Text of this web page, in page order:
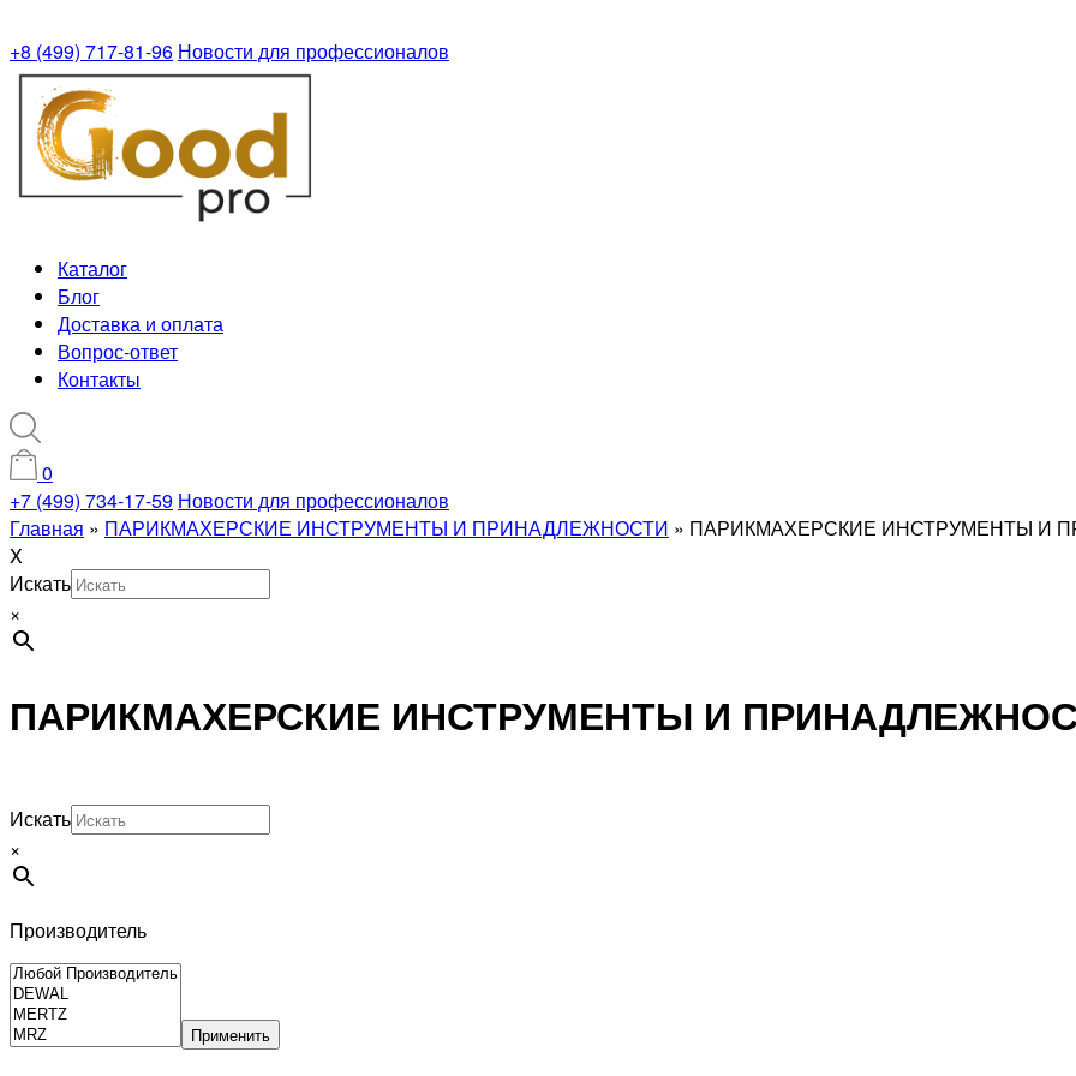
+8 (499) 717-81-96 Новости для профессионалов
Каталог
Блог
Доставка и оплата
Вопрос-ответ
Контакты
0
+7 (499) 734-17-59 Новости для профессионалов
Главная » ПАРИКМАХЕРСКИЕ ИНСТРУМЕНТЫ И ПРИНАДЛЕЖНОСТИ » ПАРИКМАХЕРСКИЕ ИНСТРУМЕНТЫ И
X
Искать
×
ПАРИКМАХЕРСКИЕ ИНСТРУМЕНТЫ И
Искать
×
Производитель
Применить